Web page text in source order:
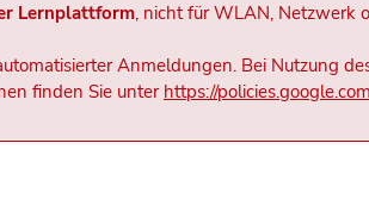
Lernplattform, nicht für WLAN, Netzwerk
Anmeldungen. Bei Nutzung
finden Sie unter https://